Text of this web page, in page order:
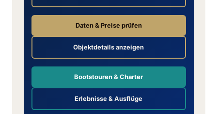
Daten & Preise prüfen
Objektdetails anzeigen
Bootstouren & Charter
Erlebnisse & Ausflüge